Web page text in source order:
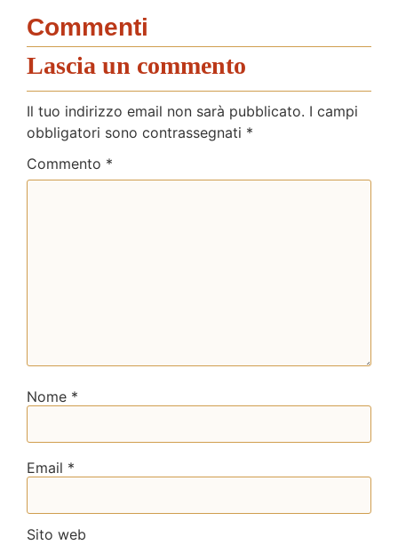
Commenti
Lascia un commento
Il tuo indirizzo email non sarà pubblicato. I campi
obbligatori sono contrassegnati *
Commento *
Nome *
Email *
Sito web